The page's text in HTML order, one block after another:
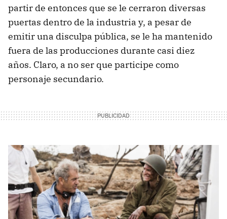
partir de entonces que se le cerraron diversas
puertas dentro de la industria y, a pesar de
emitir una disculpa pública, se le ha mantenido
fuera de las producciones durante casi diez
años. Claro, a no ser que participe como
personaje secundario.